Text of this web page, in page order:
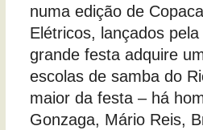
numa edição de
Elétricos, lançados
grande festa adquire
escolas de samba do
maior da festa – há
Gonzaga, Mário Reis,